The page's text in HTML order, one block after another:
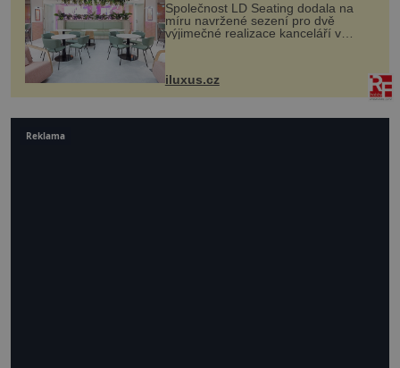
Společnost LD Seating dodala na
míru navržené sezení pro dvě
výjimečné realizace kanceláří v
areálu MediaCityUK v anglickém
budov Media...
iluxus.cz
Reklama